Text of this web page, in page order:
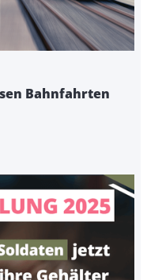
Bahnfahrten